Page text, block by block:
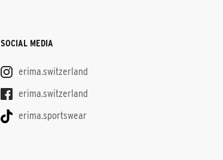
SOCIAL MEDIA
erima.switzerland
erima.switzerland
erima.sportswear